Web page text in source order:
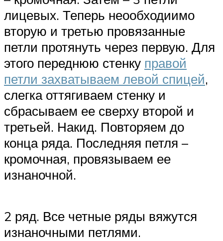
лицевых. Теперь неообходиимо
вторую и третью провязанные
петли протянуть через первую. Для
этого переднюю стенку правой
петли захватываем левой спицей,
слегка оттягиваем стенку и
сбрасываем ее сверху второй и
третьей. Накид. Повторяем до
конца ряда. Последняя петля –
кромочная, провязываем ее
изнаночной.
2 ряд. Все четные ряды вяжутся
изнаночными петлями.